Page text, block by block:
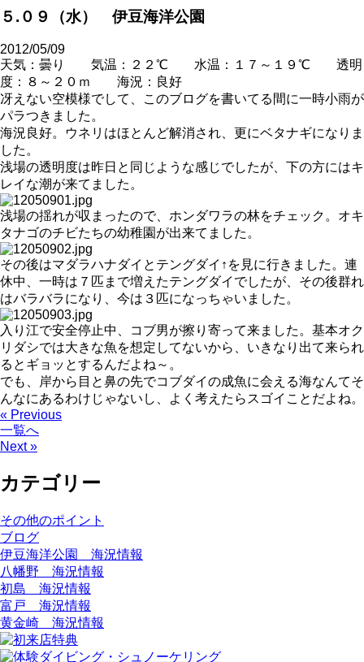
５.０９（水） 伊豆海洋公園
2012/05/09
天気：曇り 気温：２２℃ 水温：１７～１９℃ 透明
度：８～２０ｍ 海況：良好
冴えない空模様でして、このブログを書いてる間に一時小雨が
パラつきました。
海況良好。ウネリはほとんど解消され、更にベタナギになりま
した。
浅場の透明度は昨日と同じような感じでしたが、下の方にはキ
レイな潮が来てました。
浅場の揺れが収まったので、ホンダワラの林をチェック。オキ
タナゴのチビたちの幼稚園が出来てました。
その後はマダラハナダイとテングダイ↑を見に行きました。連
休中、一時は７匹まで増えたテングダイでしたが、その後群れ
はバラバラになり、今は３匹になっちゃいました。
入り江で安全停止中、コブ男が擦り寄って来ました。基本オク
リダシでは大きな魚を想定してないから、いきなり出て来られ
るとギョッとするんだよね～。
でも、岸から目と鼻の先でコブダイの成魚に会える海なんてそ
んなにあるわけじゃないし、よく考えたらスゴイことだよね。
« Previous
一覧へ
Next »
カテゴリー
その他のポイント
ブログ
伊豆海洋公園 海況情報
八幡野 海況情報
初島 海況情報
富戸 海況情報
黄金崎 海況情報